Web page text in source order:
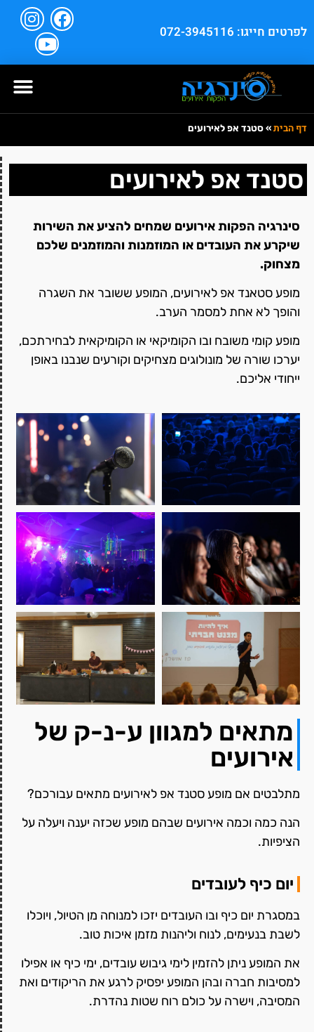
לפרטים חייגו: 072-3945116
דף הבית»סטנד אפ לאירועים
סטנד אפ לאירועים
סינרגיה הפקות אירועים שמחים להציע את השירות
שיקרע את העובדים או המוזמנות והמוזמנים שלכם
מצחוק.
מופע סטאנד אפ לאירועים, המופע ששובר את השגרה
והופך לא אחת למסמר הערב.
מופע קומי משובח ובו הקומיקאי או הקומיקאית לבחירתכם,
יערכו שורה של מונולוגים מצחיקים וקורעים שנבנו באופן
ייחודי אליכם.
מתאים למגוון ע-נ-ק של
אירועים
מתלבטים אם מופע סטנד אפ לאירועים מתאים עבורכם?
הנה כמה וכמה אירועים שבהם מופע שכזה יענה ויעלה על
הציפיות.
יום כיף לעובדים
במסגרת יום כיף ובו העובדים יזכו למנוחה מן הטיול, ויוכלו
לשבת בנעימים, לנוח וליהנות מזמן איכות טוב.
את המופע ניתן להזמין לימי גיבוש עובדים, ימי כיף או אפילו
למסיבות חברה ובהן המופע יפסיק לרגע את הריקודים ואת
המסיבה, וישרה על כולם רוח שטות נהדרת.